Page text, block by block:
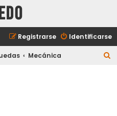
Identificarse
Registrarse
Mecánica